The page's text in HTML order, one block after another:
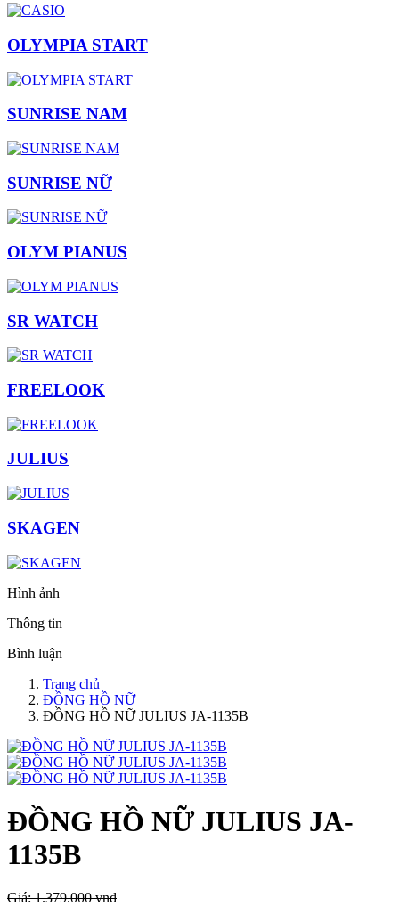
OLYMPIA START
SUNRISE NAM
SUNRISE NỮ
OLYM PIANUS
SR WATCH
FREELOOK
JULIUS
SKAGEN
Hình ảnh
Thông tin
Bình luận
Trang chủ
ĐỒNG HỒ NỮ
ĐỒNG HỒ NỮ JULIUS JA-1135B
ĐỒNG HỒ NỮ JULIUS JA-
1135B
Giá:1.379.000 vnđ